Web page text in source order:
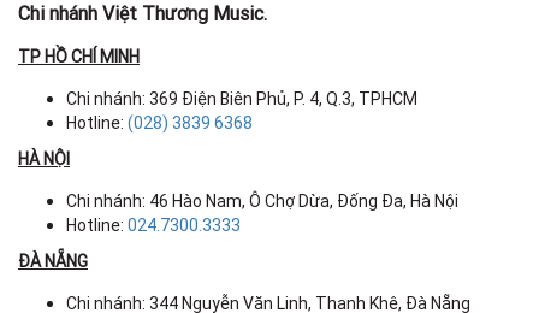
Chi nhánh Việt Thương Music.
TP HỒ CHÍ MINH
Chi nhánh: 369 Điện Biên Phủ, P. 4, Q.3, TPHCM
Hotline: (028) 3839 6368
HÀ NỘI
Chi nhánh: 46 Hào Nam, Ô Chợ Dừa, Đống Đa, Hà Nội
Hotline: 024.7300.3333
ĐÀ NẴNG
Chi nhánh: 344 Nguyễn Văn Linh, Thanh Khê, Đà Nẵng